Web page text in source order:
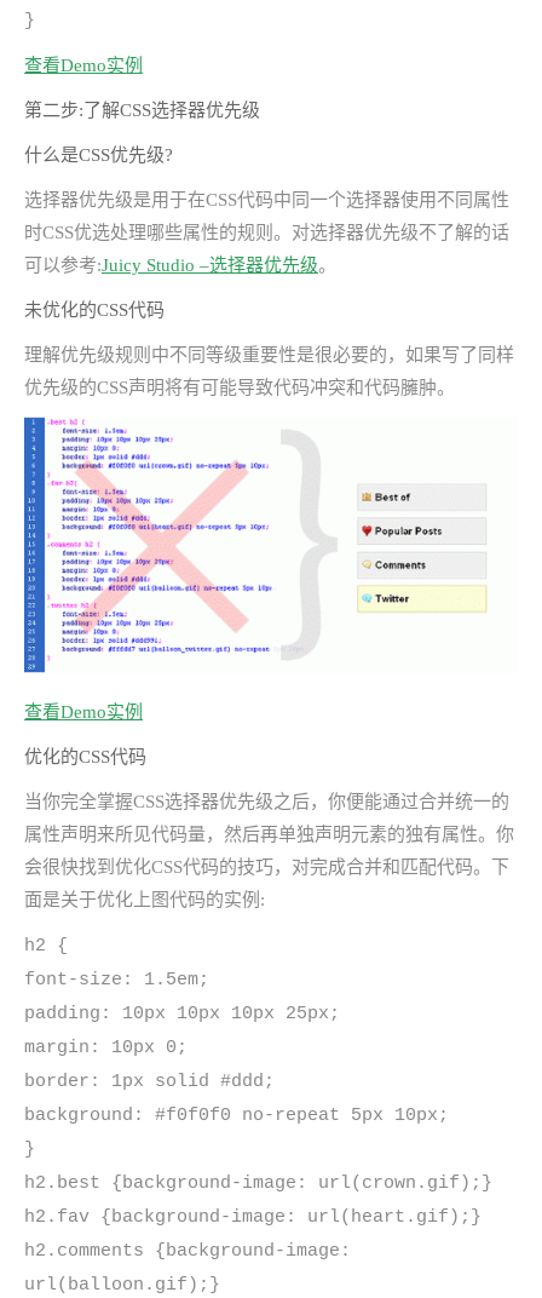
}
查看Demo实例
第二步:了解CSS选择器优先级
什么是CSS优先级?
选择器优先级是用于在CSS代码中同一个选择器使用不同属性
时CSS优选处理哪些属性的规则。对选择器优先级不了解的话
可以参考:Juicy Studio –选择器优先级。
未优化的CSS代码
理解优先级规则中不同等级重要性是很必要的，如果写了同样
优先级的CSS声明将有可能导致代码冲突和代码臃肿。
查看Demo实例
优化的CSS代码
当你完全掌握CSS选择器优先级之后，你便能通过合并统一的
属性声明来所见代码量，然后再单独声明元素的独有属性。你
会很快找到优化CSS代码的技巧，对完成合并和匹配代码。下
面是关于优化上图代码的实例:
h2 {
font-size: 1.5em;
padding: 10px 10px 10px 25px;
margin: 10px 0;
border: 1px solid #ddd;
background: #f0f0f0 no-repeat 5px 10px;
}
h2.best {background-image: url(crown.gif);}
h2.fav {background-image: url(heart.gif);}
h2.comments {background-image:
url(balloon.gif);}